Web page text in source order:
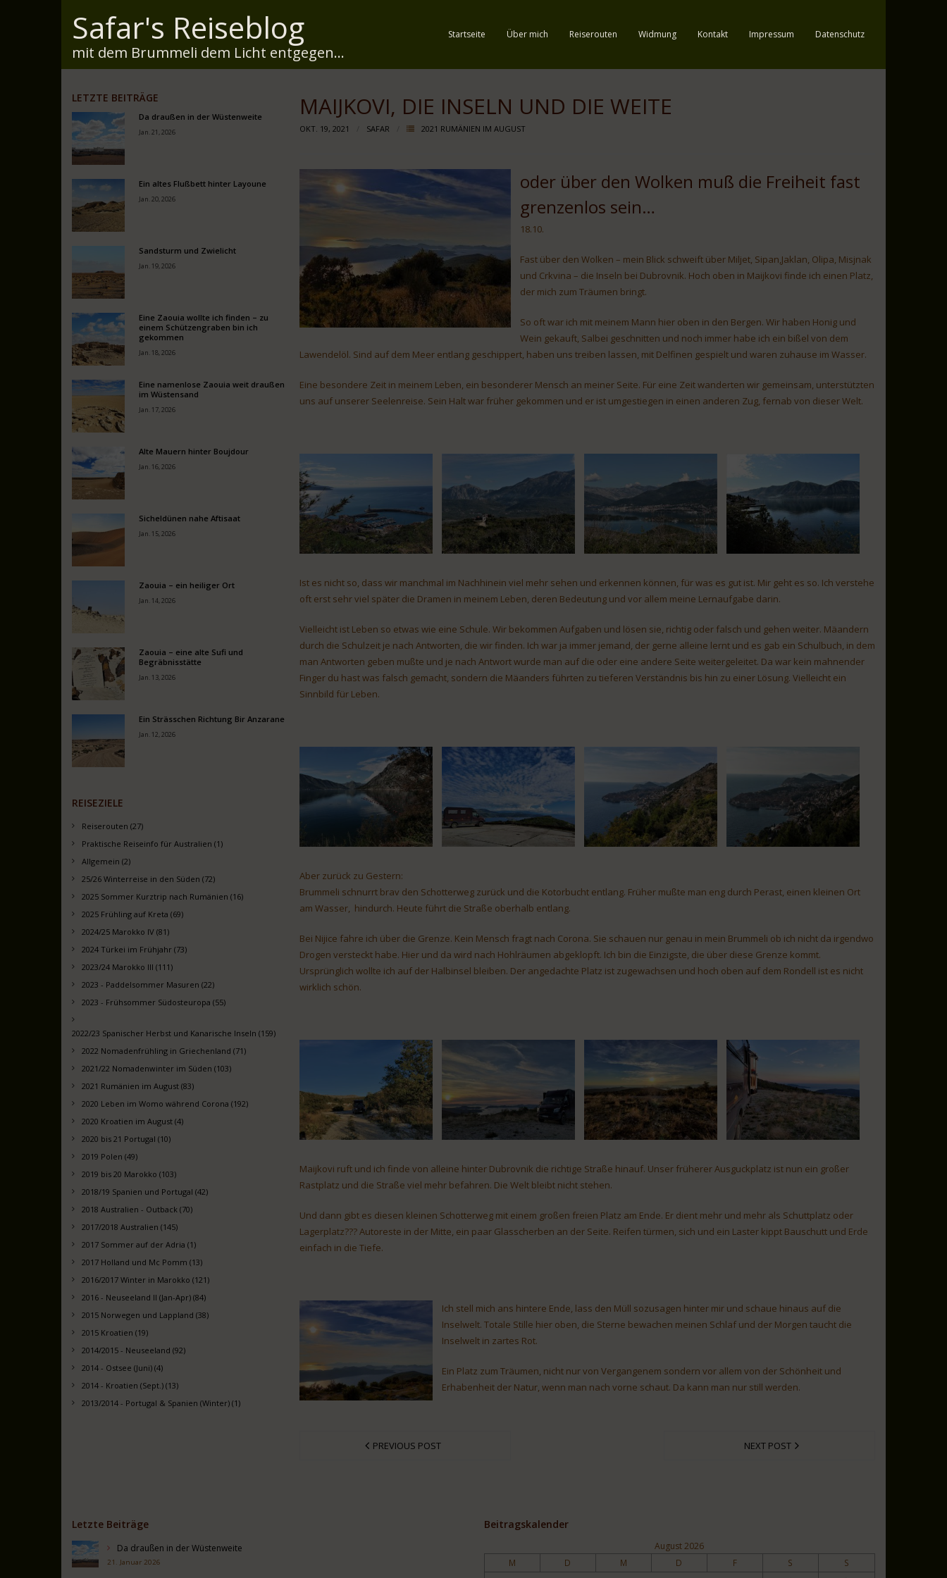
Safar's Reiseblog
mit dem Brummeli dem Licht entgegen...
Startseite Über mich Reiserouten Widmung Kontakt Impressum Datenschutz
MAIJKOVI, DIE INSELN UND DIE WEITE
OKT. 19, 2021 SAFAR 2021 RUMÄNIEN IM AUGUST
oder über den Wolken muß die Freiheit fast
grenzenlos sein…
18.10.
Fast über den Wolken – mein Blick schweift über Miljet, Sipan,Jaklan, Olipa, Misjnak
und Crkvina – die Inseln bei Dubrovnik. Hoch oben in Maijkovi finde ich einen Platz,
der mich zum Träumen bringt.
So oft war ich mit meinem Mann hier oben in den Bergen. Wir haben Honig und
Wein gekauft, Salbei geschnitten und noch immer habe ich ein bißel von dem
Lawendelöl. Sind auf dem Meer entlang geschippert, haben uns treiben lassen, mit Delfinen gespielt und waren zuhause im Wasser.
Eine besondere Zeit in meinem Leben, ein besonderer Mensch an meiner Seite. Für eine Zeit wanderten wir gemeinsam, unterstützten
uns auf unserer Seelenreise. Sein Halt war früher gekommen und er ist umgestiegen in einen anderen Zug, fernab von dieser Welt.
Ist es nicht so, dass wir manchmal im Nachhinein viel mehr sehen und erkennen können, für was es gut ist. Mir geht es so. Ich verstehe
oft erst sehr viel später die Dramen in meinem Leben, deren Bedeutung und vor allem meine Lernaufgabe darin.
Vielleicht ist Leben so etwas wie eine Schule. Wir bekommen Aufgaben und lösen sie, richtig oder falsch und gehen weiter. Mäandern
durch die Schulzeit je nach Antworten, die wir finden. Ich war ja immer jemand, der gerne alleine lernt und es gab ein Schulbuch, in dem
man Antworten geben mußte und je nach Antwort wurde man auf die oder eine andere Seite weitergeleitet. Da war kein mahnender
Finger du hast was falsch gemacht, sondern die Mäanders führten zu tieferen Verständnis bis hin zu einer Lösung. Vielleicht ein
Sinnbild für Leben.
Aber zurück zu Gestern:
Brummeli schnurrt brav den Schotterweg zurück und die Kotorbucht entlang. Früher mußte man eng durch Perast, einen kleinen Ort
am Wasser, hindurch. Heute führt die Straße oberhalb entlang.
Bei Nijice fahre ich über die Grenze. Kein Mensch fragt nach Corona. Sie schauen nur genau in mein Brummeli ob ich nicht da irgendwo
Drogen versteckt habe. Hier und da wird nach Hohlräumen abgeklopft. Ich bin die Einzigste, die über diese Grenze kommt.
Ursprünglich wollte ich auf der Halbinsel bleiben. Der angedachte Platz ist zugewachsen und hoch oben auf dem Rondell ist es nicht
wirklich schön.
Maijkovi ruft und ich finde von alleine hinter Dubrovnik die richtige Straße hinauf. Unser früherer Ausguckplatz ist nun ein großer
Rastplatz und die Straße viel mehr befahren. Die Welt bleibt nicht stehen.
Und dann gibt es diesen kleinen Schotterweg mit einem großen freien Platz am Ende. Er dient mehr und mehr als Schuttplatz oder
Lagerplatz??? Autoreste in der Mitte, ein paar Glasscherben an der Seite. Reifen türmen, sich und ein Laster kippt Bauschutt und Erde
einfach in die Tiefe.
Ich stell mich ans hintere Ende, lass den Müll sozusagen hinter mir und schaue hinaus auf die
Inselwelt. Totale Stille hier oben, die Sterne bewachen meinen Schlaf und der Morgen taucht die
Inselwelt in zartes Rot.
Ein Platz zum Träumen, nicht nur von Vergangenem sondern vor allem von der Schönheit und
Erhabenheit der Natur, wenn man nach vorne schaut. Da kann man nur still werden.
PREVIOUS POST NEXT POST
LETZTE BEITRÄGE
Da draußen in der Wüstenweite
Jan. 21, 2026
Ein altes Flußbett hinter Layoune
Jan. 20, 2026
Sandsturm und Zwielicht
Jan. 19, 2026
Eine Zaouia wollte ich finden – zu
einem Schützengraben bin ich
gekommen
Jan. 18, 2026
Eine namenlose Zaouia weit draußen
im Wüstensand
Jan. 17, 2026
Alte Mauern hinter Boujdour
Jan. 16, 2026
Sicheldünen nahe Aftisaat
Jan. 15, 2026
Zaouia – ein heiliger Ort
Jan. 14, 2026
Zaouia – eine alte Sufi und
Begräbnisstätte
Jan. 13, 2026
Ein Strässchen Richtung Bir Anzarane
Jan. 12, 2026
REISEZIELE
Reiserouten (27)
Praktische Reiseinfo für Australien (1)
Allgemein (2)
25/26 Winterreise in den Süden (72)
2025 Sommer Kurztrip nach Rumänien (16)
2025 Frühling auf Kreta (69)
2024/25 Marokko IV (81)
2024 Türkei im Frühjahr (73)
2023/24 Marokko III (111)
2023 - Paddelsommer Masuren (22)
2023 - Frühsommer Südosteuropa (55)
2022/23 Spanischer Herbst und Kanarische Inseln (159)
2022 Nomadenfrühling in Griechenland (71)
2021/22 Nomadenwinter im Süden (103)
2021 Rumänien im August (83)
2020 Leben im Womo während Corona (192)
2020 Kroatien im August (4)
2020 bis 21 Portugal (10)
2019 Polen (49)
2019 bis 20 Marokko (103)
2018/19 Spanien und Portugal (42)
2018 Australien - Outback (70)
2017/2018 Australien (145)
2017 Sommer auf der Adria (1)
2017 Holland und Mc Pomm (13)
2016/2017 Winter in Marokko (121)
2016 - Neuseeland II (Jan-Apr) (84)
2015 Norwegen und Lappland (38)
2015 Kroatien (19)
2014/2015 - Neuseeland (92)
2014 - Ostsee (Juni) (4)
2014 - Kroatien (Sept.) (13)
2013/2014 - Portugal & Spanien (Winter) (1)
Letzte Beiträge
Da draußen in der Wüstenweite
21. Januar 2026
Beitragskalender
August 2026
M D M D F S S